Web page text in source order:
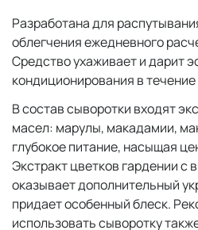
Разработана для
облегчения ежедневного
Средство ухаживает и дарит
кондиционирования в
В состав сыворотки входят
масел: марулы, макадамии,
глубокое питание, насыщая
Экстракт цветков гардении с
оказывает дополнительный
придает особенный блеск.
использовать сыворотку